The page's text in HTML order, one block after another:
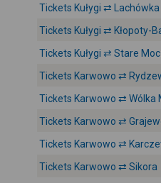
Tickets Kułygi ⇄ Lachówka
Tickets Kułygi ⇄ Kłopoty-
Tickets Kułygi ⇄ Stare
Tickets Karwowo ⇄
Tickets Karwowo ⇄ Wólka
Tickets Karwowo ⇄
Tickets Karwowo ⇄
Tickets Karwowo ⇄ Sikora